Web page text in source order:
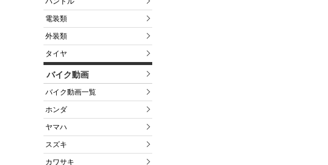
電装類
外装類
タイヤ
バイク動画
バイク動画一覧
ホンダ
ヤマハ
スズキ
カワサキ